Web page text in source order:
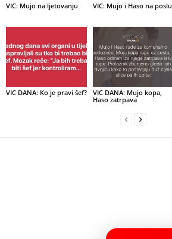
VIC: Mujo na ljetovanju VIC: Mujo i Haso na poslu
VIC DANA: Ko je pravi šef?
VIC DANA: Mujo kopa,
Haso zatrpava